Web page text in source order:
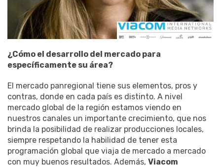
¿Cómo el desarrollo del mercado para
específicamente su área?
El mercado panregional tiene sus elementos, pros y
contras, donde en cada país es distinto. A nivel
mercado global de la región estamos viendo en
nuestros canales un importante crecimiento, que nos
brinda la posibilidad de realizar producciones locales,
siempre respetando la habilidad de tener esta
programación global que viaja de mercado a mercado
con muy buenos resultados. Además, Viacom